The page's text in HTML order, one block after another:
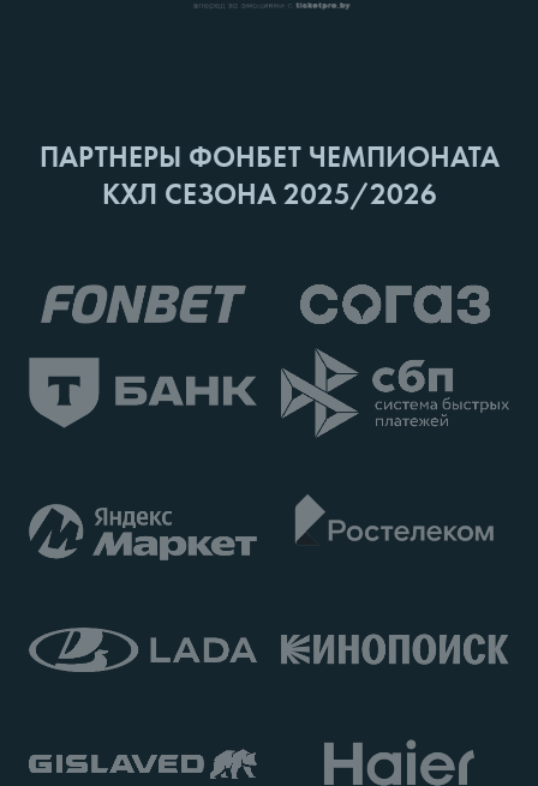
ПАРТНЕРЫ ФОНБЕТ ЧЕМПИОНАТА
КХЛ СЕЗОНА 2025/2026